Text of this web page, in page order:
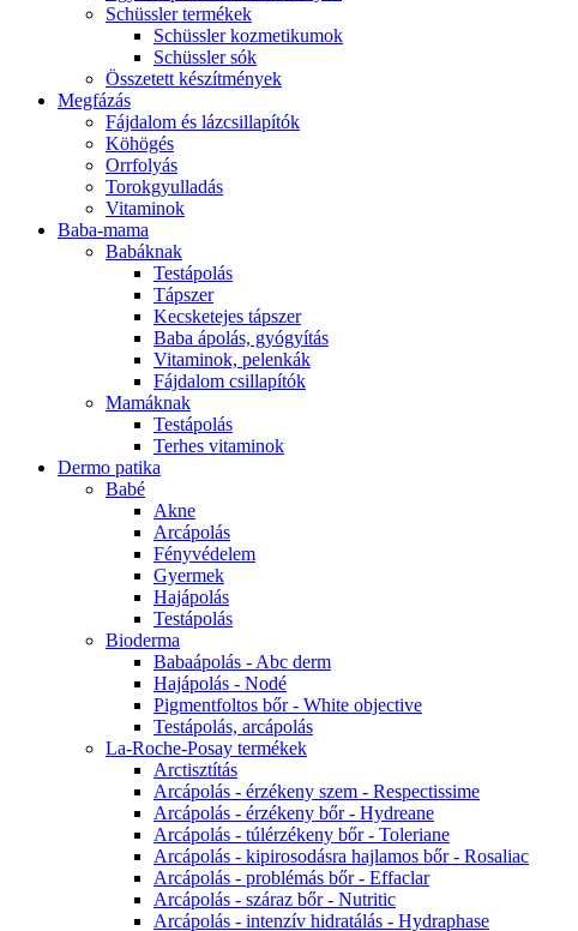
Schüssler termékek
Schüssler kozmetikumok
Schüssler sók
Összetett készítmények
Megfázás
Fájdalom és lázcsillapítók
Köhögés
Orrfolyás
Torokgyulladás
Vitaminok
Baba-mama
Babáknak
Testápolás
Tápszer
Kecsketejes tápszer
Baba ápolás, gyógyítás
Vitaminok, pelenkák
Fájdalom csillapítók
Mamáknak
Testápolás
Terhes vitaminok
Dermo patika
Babé
Akne
Arcápolás
Fényvédelem
Gyermek
Hajápolás
Testápolás
Bioderma
Babaápolás - Abc derm
Hajápolás - Nodé
Pigmentfoltos bőr - White objective
Testápolás, arcápolás
La-Roche-Posay termékek
Arctisztítás
Arcápolás - érzékeny szem - Respectissime
Arcápolás - érzékeny bőr - Hydreane
Arcápolás - túlérzékeny bőr - Toleriane
Arcápolás - kipirosodásra hajlamos bőr - Rosaliac
Arcápolás - problémás bőr - Effaclar
Arcápolás - száraz bőr - Nutritic
Arcápolás - intenzív hidratálás - Hydraphase